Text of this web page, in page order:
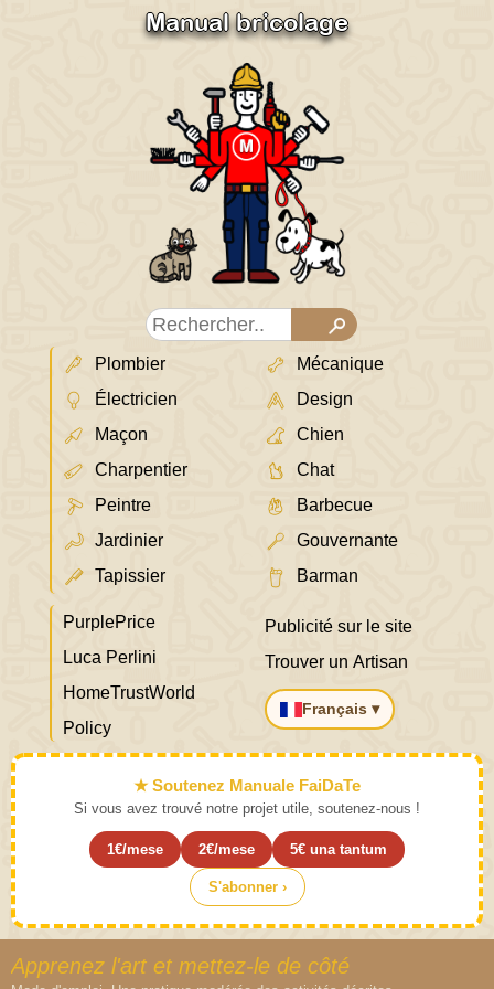
Manual bricolage
Plombier
Électricien
Maçon
Charpentier
Peintre
Jardinier
Tapissier
Mécanique
Design
Chien
Chat
Barbecue
Gouvernante
Barman
PurplePrice
Luca Perlini
HomeTrustWorld
Policy
Publicité sur le site
Trouver un Artisan
Français ▾
★ Soutenez Manuale FaiDaTe
Si vous avez trouvé notre projet utile, soutenez-nous !
1€/mese 2€/mese 5€ una tantum
S'abonner ›
Apprenez l'art et mettez-le de côté